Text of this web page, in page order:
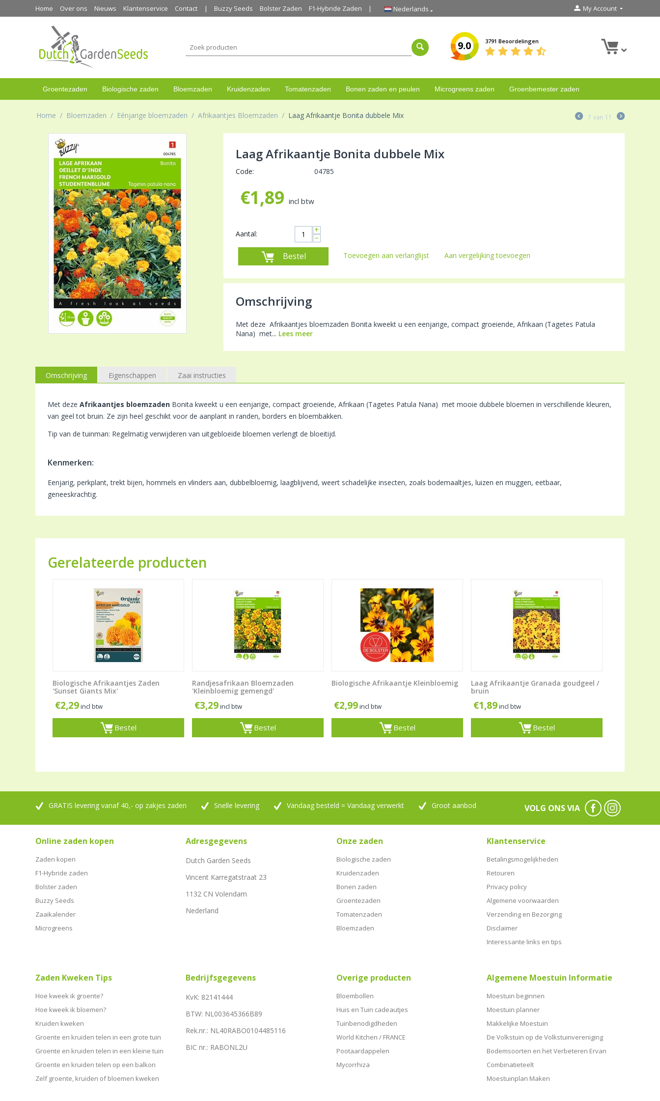
Home Over ons Nieuws Klantenservice Contact Buzzy Seeds Bolster Zaden F1-Hybride Zaden Nederlands My Account
9.0 3791 Beoordelingen
Groentezaden Biologische zaden Bloemzaden Kruidenzaden Tomatenzaden Bonen zaden en peulen Microgreens zaden Groenbemester zaden
Home / Bloemzaden / Eénjarige bloemzaden / Afrikaantjes Bloemzaden / Laag Afrikaantje Bonita dubbele Mix 7 van 11
Laag Afrikaantje Bonita dubbele Mix
Code: 04785
€1,89 incl btw
Aantal: +
−
Bestel
Toevoegen aan verlanglijst Aan vergelijking toevoegen
Omschrijving
Met deze Afrikaantjes bloemzaden Bonita kweekt u een eenjarige, compact groeiende, Afrikaan (Tagetes Patula
Nana) met... Lees meer
Omschrijving Eigenschappen Zaai instructies
Met deze Afrikaantjes bloemzaden Bonita kweekt u een eenjarige, compact groeiende, Afrikaan (Tagetes Patula Nana) met mooie dubbele bloemen in verschillende kleuren,
van geel tot bruin. Ze zijn heel geschikt voor de aanplant in randen, borders en bloembakken.
Tip van de tuinman: Regelmatig verwijderen van uitgebloeide bloemen verlengt de bloeitijd.
Kenmerken:
Eenjarig, perkplant, trekt bijen, hommels en vlinders aan, dubbelbloemig, laagblijvend, weert schadelijke insecten, zoals bodemaaltjes, luizen en muggen, eetbaar,
geneeskrachtig.
Gerelateerde producten
Biologische Afrikaantjes Zaden
'Sunset Giants Mix'
€2,29incl btw
Bestel
Randjesafrikaan Bloemzaden
'Kleinbloemig gemengd'
€3,29incl btw
Bestel
Biologische Afrikaantje Kleinbloemig
€2,99incl btw
Bestel
Laag Afrikaantje Granada goudgeel /
bruin
€1,89incl btw
Bestel
GRATIS levering vanaf 40,- op zakjes zaden Snelle levering Vandaag besteld = Vandaag verwerkt Groot aanbod VOLG ONS VIA
Online zaden kopen
Zaden kopen
F1-Hybride zaden
Bolster zaden
Buzzy Seeds
Zaaikalender
Microgreens
Adresgegevens
Dutch Garden Seeds
Vincent Karregatstraat 23
1132 CN Volendam
Nederland
Onze zaden
Biologische zaden
Kruidenzaden
Bonen zaden
Groentezaden
Tomatenzaden
Bloemzaden
Klantenservice
Betalingsmogelijkheden
Retouren
Privacy policy
Algemene voorwaarden
Verzending en Bezorging
Disclaimer
Interessante links en tips
Zaden Kweken Tips
Hoe kweek ik groente?
Hoe kweek ik bloemen?
Kruiden kweken
Groente en kruiden telen in een grote tuin
Groente en kruiden telen in een kleine tuin
Groente en kruiden telen op een balkon
Zelf groente, kruiden of bloemen kweken
Bedrijfsgegevens
KvK: 82141444
BTW: NL003645366B89
Rek.nr.: NL40RABO0104485116
BIC nr.: RABONL2U
Overige producten
Bloembollen
Huis en Tuin cadeautjes
Tuinbenodigdheden
World Kitchen / FRANCE
Pootaardappelen
Mycorrhiza
Algemene Moestuin Informatie
Moestuin beginnen
Moestuin planner
Makkelijke Moestuin
De Volkstuin op de Volkstuinvereniging
Bodemsoorten en het Verbeteren Ervan
Combinatieteelt
Moestuinplan Maken